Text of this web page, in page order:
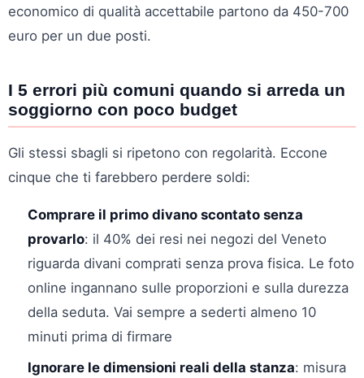
economico di qualità accettabile partono da 450-700
euro per un due posti.
I 5 errori più comuni quando si arreda un
soggiorno con poco budget
Gli stessi sbagli si ripetono con regolarità. Eccone
cinque che ti farebbero perdere soldi:
Comprare il primo divano scontato senza
provarlo: il 40% dei resi nei negozi del Veneto
riguarda divani comprati senza prova fisica. Le foto
online ingannano sulle proporzioni e sulla durezza
della seduta. Vai sempre a sederti almeno 10
minuti prima di firmare
Ignorare le dimensioni reali della stanza: misura